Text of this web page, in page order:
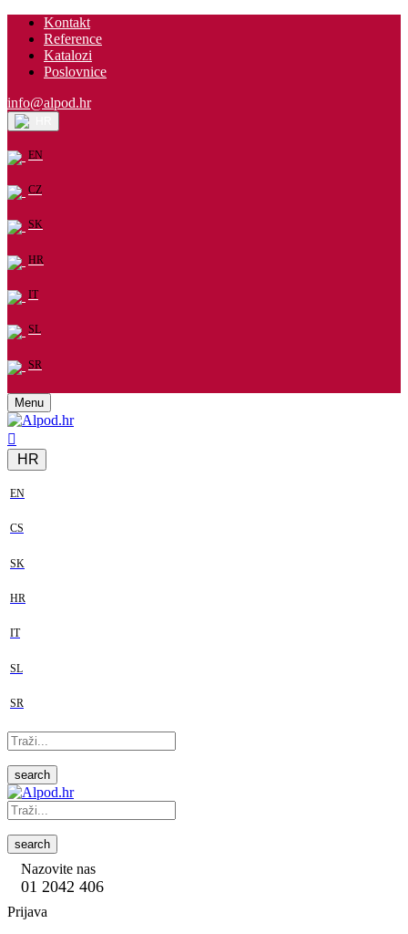
Kontakt
Reference
Katalozi
Poslovnice
info@alpod.hr
EN
CZ
SK
HR
IT
SL
SR
Menu
HR
EN
CS
SK
HR
IT
SL
SR
search
search
Nazovite nas
01 2042 406
Prijava